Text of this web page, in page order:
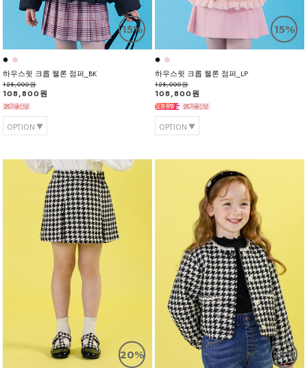
15%
하우스윗 크롭 웰론 점퍼_BK
128,000원
108,800원
OPTION
15%
하우스윗 크롭 웰론 점퍼_LP
128,000원
108,800원
OPTION
20% 15%